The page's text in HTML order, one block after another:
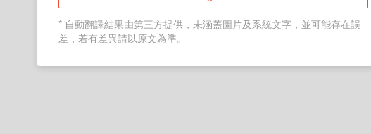
* 自動翻譯結果由第三方提供，未涵蓋圖片及系統文字，並可能存在誤
差，若有差異請以原文為準。